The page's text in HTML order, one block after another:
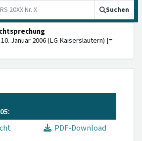
Suchen
Januar 2006 (LG Kaiserslautern) [=
PDF-Download